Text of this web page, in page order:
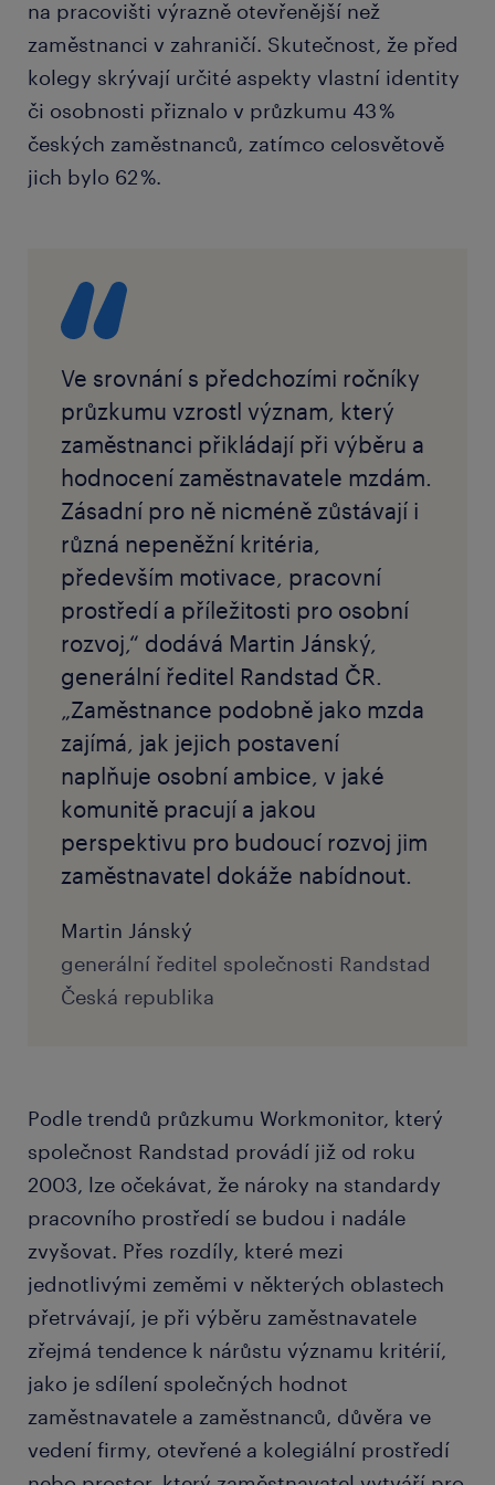
na pracovišti výrazně otevřenější než
zaměstnanci v zahraničí. Skutečnost, že před
kolegy skrývají určité aspekty vlastní identity
či osobnosti přiznalo v průzkumu 43 %
českých zaměstnanců, zatímco celosvětově
jich bylo 62 %.
Ve srovnání s předchozími ročníky
průzkumu vzrostl význam, který
zaměstnanci přikládají při výběru a
hodnocení zaměstnavatele mzdám.
Zásadní pro ně nicméně zůstávají i
různá nepeněžní kritéria,
především motivace, pracovní
prostředí a příležitosti pro osobní
rozvoj,“ dodává Martin Jánský,
generální ředitel Randstad ČR.
„Zaměstnance podobně jako mzda
zajímá, jak jejich postavení
naplňuje osobní ambice, v jaké
komunitě pracují a jakou
perspektivu pro budoucí rozvoj jim
zaměstnavatel dokáže nabídnout.
Martin Jánský
generální ředitel společnosti Randstad
Česká republika
Podle trendů průzkumu Workmonitor, který
společnost Randstad provádí již od roku
2003, lze očekávat, že nároky na standardy
pracovního prostředí se budou i nadále
zvyšovat. Přes rozdíly, které mezi
jednotlivými zeměmi v některých oblastech
přetrvávají, je při výběru zaměstnavatele
zřejmá tendence k nárůstu významu kritérií,
jako je sdílení společných hodnot
zaměstnavatele a zaměstnanců, důvěra ve
vedení firmy, otevřené a kolegiální prostředí